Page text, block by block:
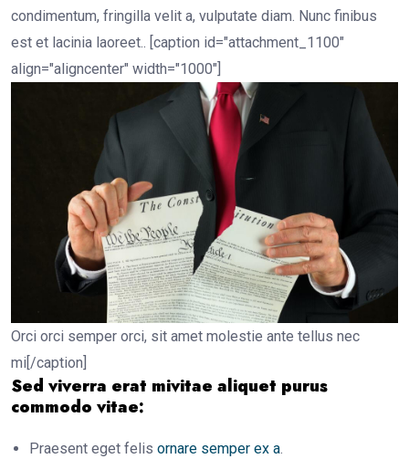
condimentum, fringilla velit a, vulputate diam. Nunc finibus
est et lacinia laoreet.. [caption id="attachment_1100"
align="aligncenter" width="1000"]
Orci orci semper orci, sit amet molestie ante tellus nec
mi[/caption]
Sed viverra erat mivitae aliquet purus
commodo vitae:
Praesent eget felis ornare semper ex a.